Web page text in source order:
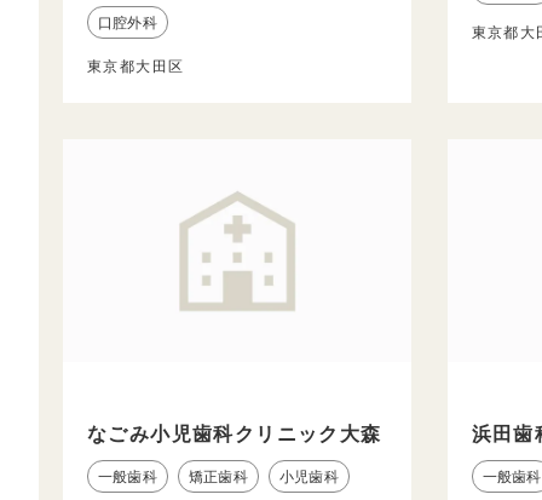
口腔外科
東京都大田区
東京都大
なごみ小児歯科クリニック大森
一般歯科 矯正歯科 小児歯科
浜田歯
一般歯科